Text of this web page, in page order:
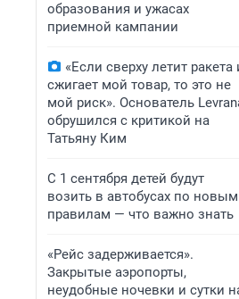
образования и ужасах
приемной кампании
«Если сверху летит ракета
сжигает мой товар, то это не
мой риск». Основатель
обрушился с критикой на
Татьяну Ким
С 1 сентября детей будут
возить в автобусах по новым
правилам — что важно знать
«Рейс задерживается».
Закрытые аэропорты,
неудобные ночевки и сутки